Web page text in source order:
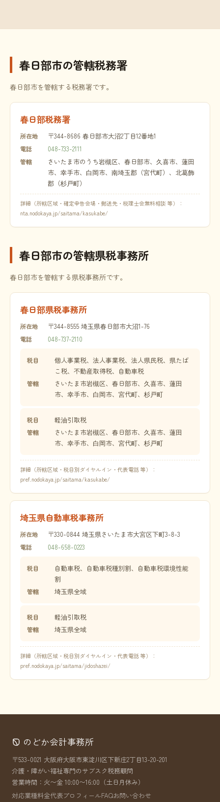
春日部市の管轄税務署
春日部市を管轄する税務署です。
春日部税務署
所在地 〒344-8686 春日部市大沼2丁目12番地1
電話 048-733-2111
管轄
さいたま市のうち岩槻区、春日部市、久喜市、蓮田
市、幸手市、白岡市、南埼玉郡（宮代町）、北葛飾
郡（杉戸町）
詳細（所轄区域・確定申告会場・郵送先・税理士会無料相談 等）：
nta.nodokaya.jp/saitama/kasukabe/
春日部市の管轄県税事務所
春日部市を管轄する県税事務所です。
春日部県税事務所
所在地 〒344-8555 埼玉県春日部市大沼1-76
電話 048-737-2110
税目
個人事業税、法人事業税、法人県民税、県たば
こ税、不動産取得税、自動車税
管轄
さいたま市岩槻区、春日部市、久喜市、蓮田
市、幸手市、白岡市、宮代町、杉戸町
税目 軽油引取税
管轄
さいたま市岩槻区、春日部市、久喜市、蓮田
市、幸手市、白岡市、宮代町、杉戸町
詳細（所轄区域・税目別ダイヤルイン・代表電話 等）：
pref.nodokaya.jp/saitama/kasukabe/
埼玉県自動車税事務所
所在地 〒330-0844 埼玉県さいたま市大宮区下町3-8-3
電話 048-658-0223
税目
自動車税、自動車税種別割、自動車税環境性能
割
管轄 埼玉県全域
税目 軽油引取税
管轄 埼玉県全域
詳細（所轄区域・税目別ダイヤルイン・代表電話 等）：
pref.nodokaya.jp/saitama/jidoshazei/
のどか会計事務所
〒533-0021 大阪府大阪市東淀川区下新庄2丁目13-20-201
介護・障がい福祉専門のサブスク税務顧問
営業時間：火〜金 10:00〜16:00（土日月休み）
対応業種料金代表プロフィールFAQお問い合わせ